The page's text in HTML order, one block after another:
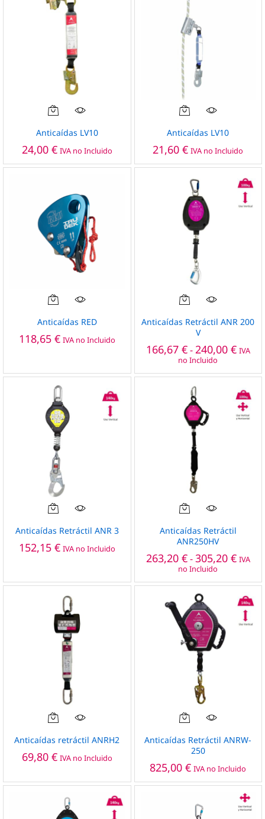
Anticaídas LV10
24,00 € IVA no Incluido
Anticaídas LV10
21,60€ IVA no Incluido
Anticaídas RED
118,65 € IVA no Incluido
Este
producto
tiene
múltiples
variantes.
pueden
elegir
página
de
producto
Anticaídas Retráctil ANR 200
V
166,67 €- 240,00 €Rango
de
desde
hasta
IVA
no Incluido
Anticaídas Retráctil ANR 3
152,15 € IVA no Incluido
Este
producto
tiene
múltiples
variantes.
opciones
se
pueden
elegir
en
la
página
de
producto
Anticaídas Retráctil
ANR250HV
263,20 €-305,20 €Rango
de
desde
hasta
IVA
no Incluido
Anticaídas retráctil ANRH2
69,80 € IVA no Incluido
Anticaídas Retráctil ANRW-
250
825,00€ IVA no Incluido